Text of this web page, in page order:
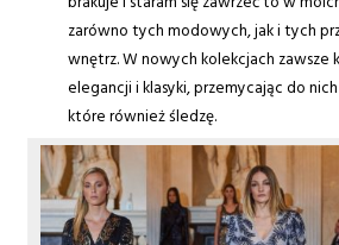
zarówno tych modowych, jak i tych
wnętrz. W nowych kolekcjach zawsze
elegancji i klasyki, przemycając do
które również śledzę.